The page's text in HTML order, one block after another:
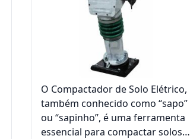
O Compactador de Solo Elétrico,
também conhecido como “sapo”
ou “sapinho”, é uma ferramenta
essencial para compactar solos…